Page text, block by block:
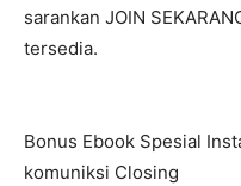
sarankan JOIN
tersedia.
Bonus Ebook Spesial
komuniksi Closing